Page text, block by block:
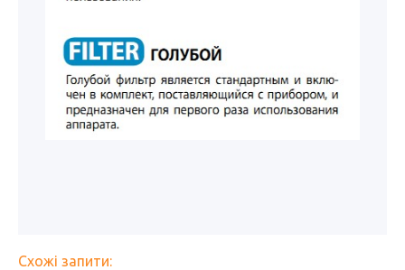
Схожі запити: